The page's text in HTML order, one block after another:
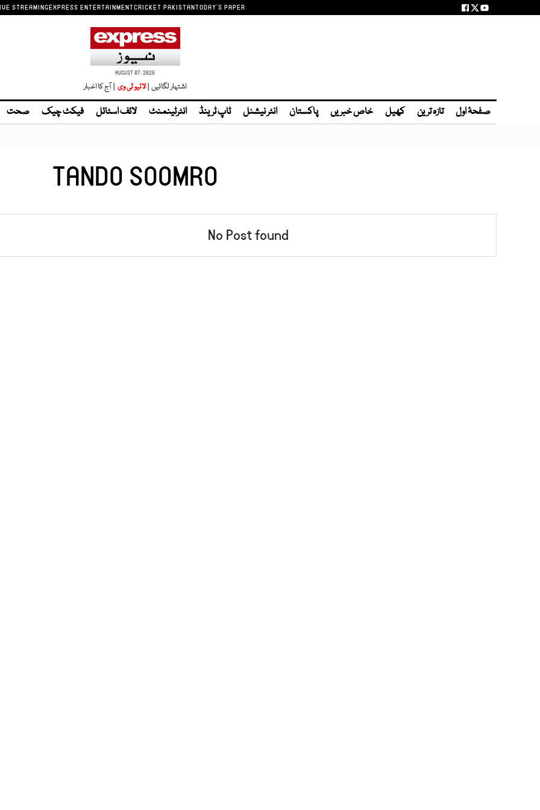
STREAMINGEXPRESS ENTERTAINMENTCRICKET PAKISTANTODAY'S PAPER
AUGUST 07, 2026
اشتہار لگائیں | | آج کا اخبار
صفحۂ اول تازہ ترین کھیل خاص خبریں پاکستان انٹر نیشنل ٹاپ ٹرینڈ انٹرٹینمنٹ لائف اسٹائل فیکٹ چیک صحت
TANDO SOOMRO
No Post found